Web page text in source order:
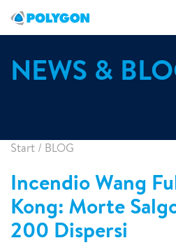
NEWS &
Start / BLOG
Incendio Wang
Kong: Morte
200 Dispersi